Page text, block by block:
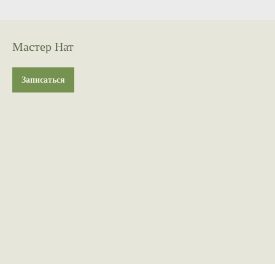
Мастер Нат
Записаться